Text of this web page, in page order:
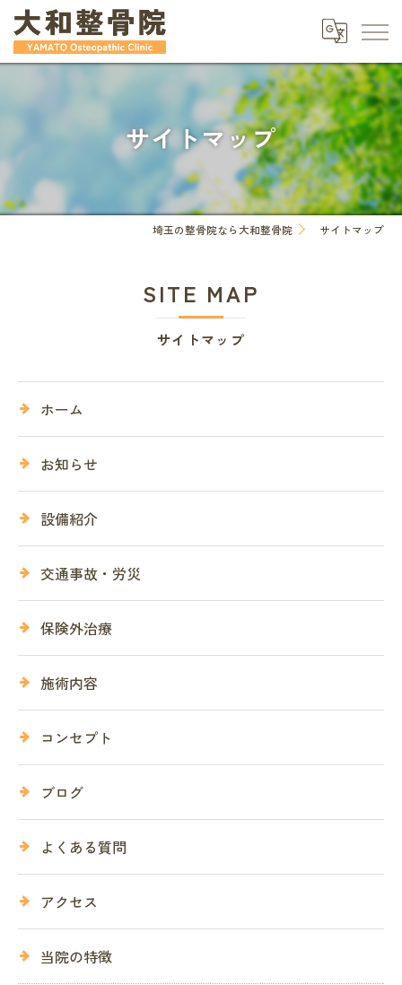
サイトマップ
埼玉の整骨院なら大和整骨院 サイトマップ
サイトマップ
SITE MAP
ホーム
お知らせ
設備紹介
交通事故・労災
保険外治療
施術内容
コンセプト
ブログ
よくある質問
アクセス
当院の特徴